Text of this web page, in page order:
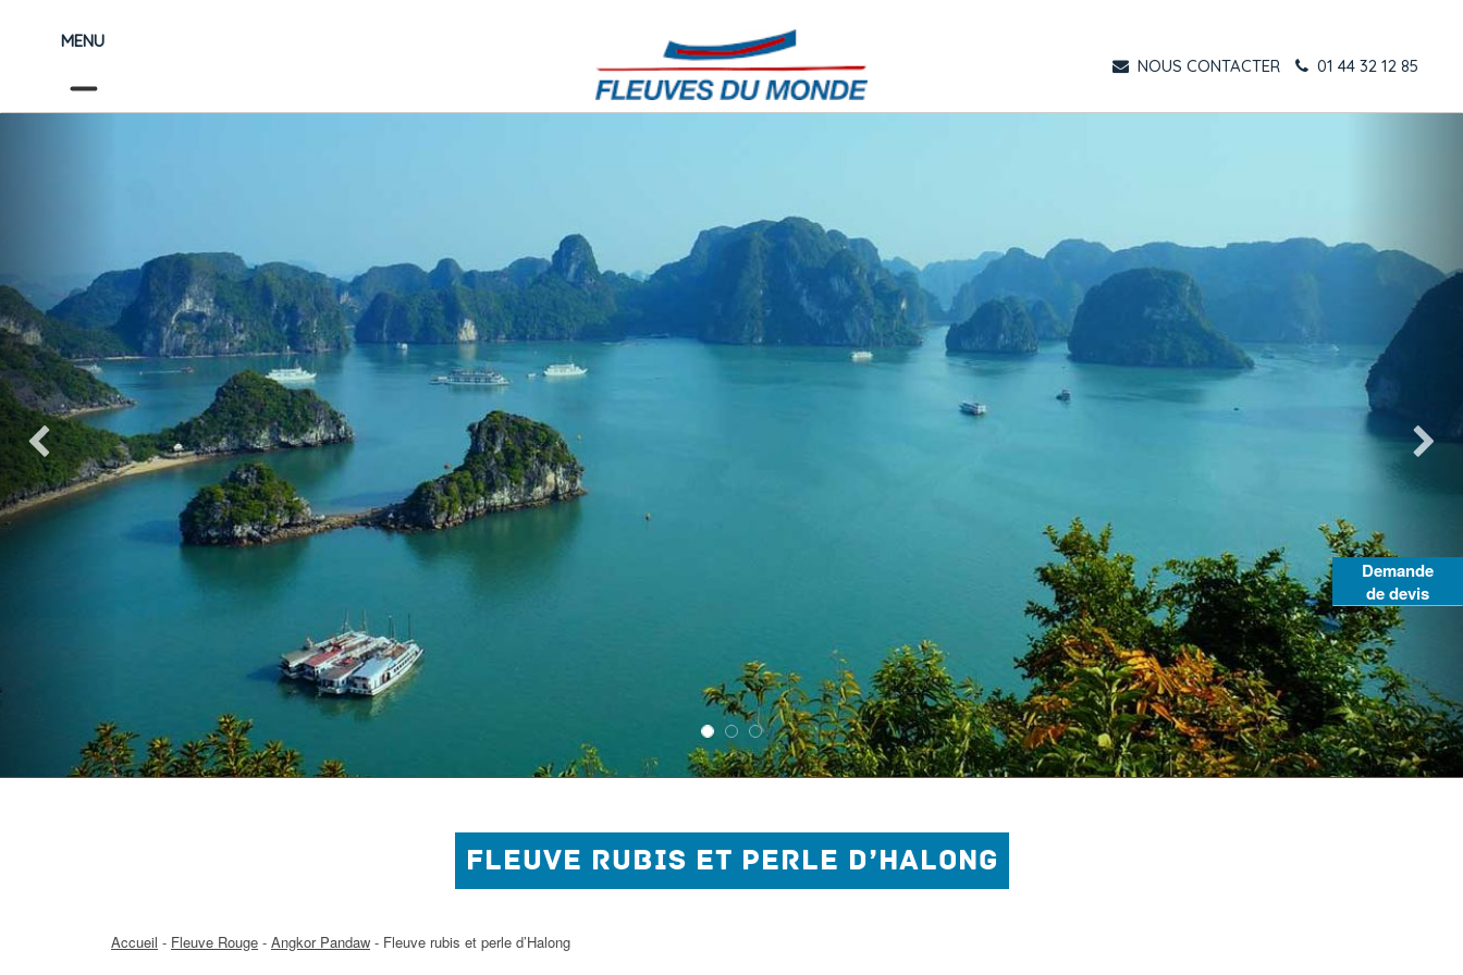
MENU
NOUS CONTACTER
01 44 32 12 85
Précédent Suivant
Demande
de devis
FLEUVE RUBIS ET PERLE D’HALONG
Accueil - Fleuve Rouge - Angkor Pandaw - Fleuve rubis et perle d’Halong